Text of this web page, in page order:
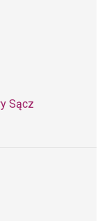
Sącz